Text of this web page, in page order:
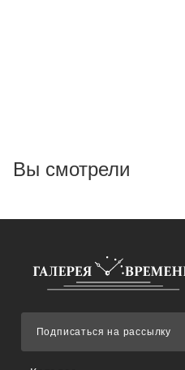
Вы смотрели
Подписаться на рассылку